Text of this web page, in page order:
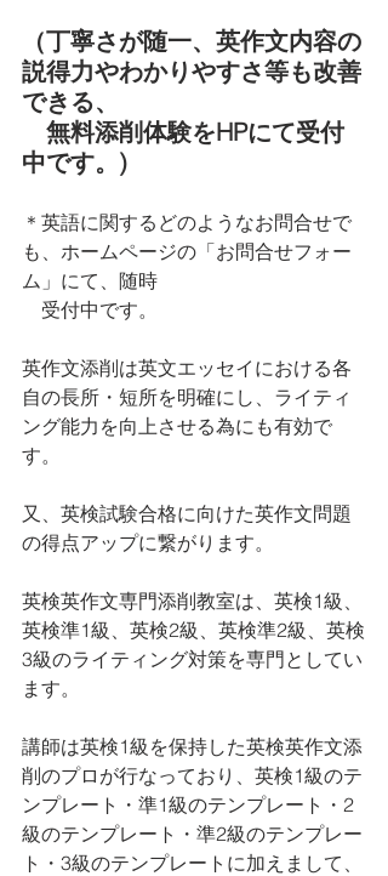
（丁寧さが随一、英作文内容の
説得力やわかりやすさ等も改善
できる、
無料添削体験をHPにて受付
中です。)
＊英語に関するどのようなお問合せで
も、ホームページの「お問合せフォー
ム」にて、随時
受付中です。
英作文添削は英文エッセイにおける各
自の長所・短所を明確にし、ライティ
ング能力を向上させる為にも有効で
す。
又、英検試験合格に向けた英作文問題
の得点アップに繋がります。
英検英作文専門添削教室は、英検1級、
英検準1級、英検2級、英検準2級、英検
3級のライティング対策を専門としてい
ます。
講師は英検1級を保持した英検英作文添
削のプロが行なっており、英検1級のテ
ンプレート・準1級のテンプレート・2
級のテンプレート・準2級のテンプレー
ト・3級のテンプレートに加えまして、